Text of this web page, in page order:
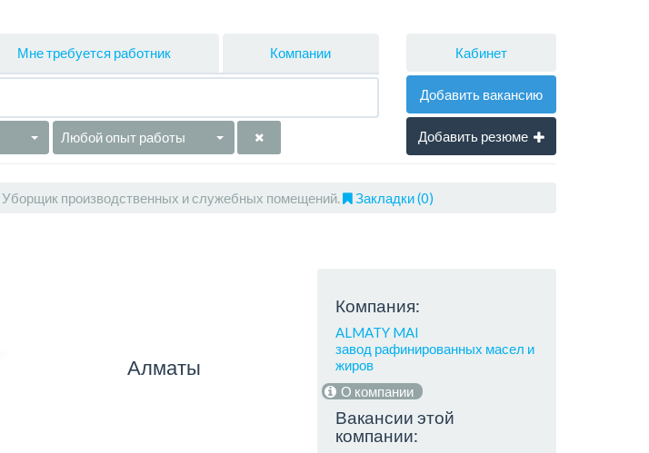
Мне требуется работник Компании
Любой опыт работы
Кабинет
Добавить вакансию
Добавить резюме
Уборщик производственных и служебных помещений. Закладки (0)
Алматы
Компания:
ALMATY MAI
завод рафинированных масел и
жиров
О компании
Вакансии этой
компании: